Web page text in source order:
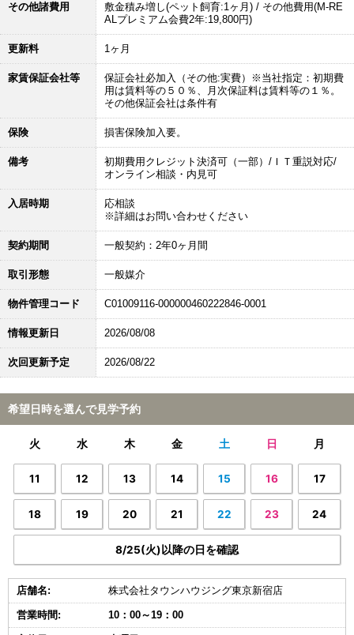
その他諸費用
敷金積み増し(ペット飼育:1ヶ月) / その他費用(M-RE
ALプレミアム会費2年:19,800円)
更新料 1ヶ月
家賃保証会社等
保証会社必加入（その他:実費）※当社指定：初期費
用は賃料等の５０％、月次保証料は賃料等の１％。
その他保証会社は条件有
保険 損害保険加入要。
備考
初期費用クレジット決済可（一部）/ＩＴ重説対応/
オンライン相談・内見可
入居時期
応相談
※詳細はお問い合わせください
契約期間 一般契約：2年0ヶ月間
取引形態 一般媒介
物件管理コード C01009116-000000460222846-0001
情報更新日 2026/08/08
次回更新予定 2026/08/22
希望日時を選んで見学予約
火 水 木 金 土 日 月
11 12 13 14 15 16 17
18 19 20 21 22 23 24
8/25(火)以降の日を確認
店舗名: 株式会社タウンハウジング東京新宿店
営業時間: 10：00～19：00